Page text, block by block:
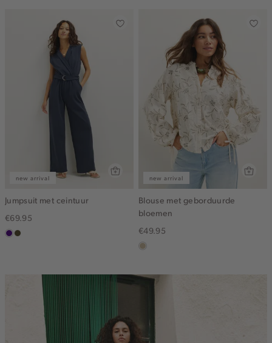
new arrival
Jumpsuit met ceintuur
€69.95
indigogroen,
new arrival
Blouse met geborduurde
bloemen
€49.95
lichtzand